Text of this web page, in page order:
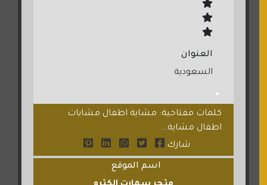
العنوان
السعودية
كلمات مفتاحية: مشاية اطفال مشايات
اطفال مشاية...
شارك
اسم الموقع